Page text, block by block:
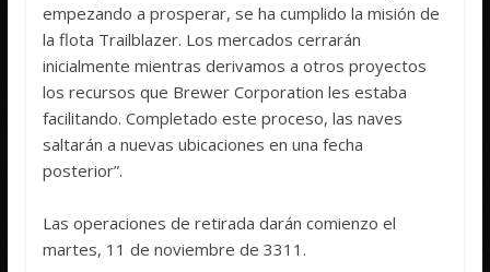
empezando a prosperar, se ha cumplido la misión de
la flota Trailblazer. Los mercados cerrarán
inicialmente mientras derivamos a otros proyectos
los recursos que Brewer Corporation les estaba
facilitando. Completado este proceso, las naves
saltarán a nuevas ubicaciones en una fecha
posterior”.
Las operaciones de retirada darán comienzo el
martes, 11 de noviembre de 3311.